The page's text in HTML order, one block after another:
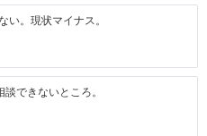
い。現状マイナス。
できないところ。